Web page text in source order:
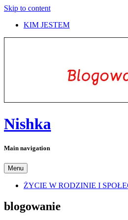
Skip to content
KIM JESTEM
Nishka
Main navigation
Menu
ŻYCIE W RODZINIE I
blogowanie